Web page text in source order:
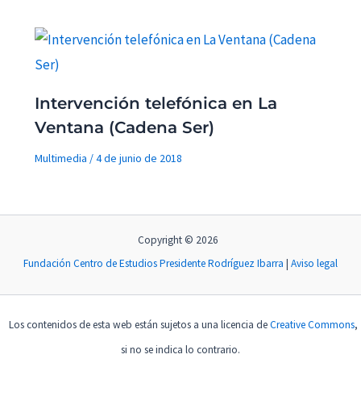
Intervención telefónica en La
Ventana (Cadena Ser)
Multimedia /4 de junio de 2018
Copyright © 2026
Fundación Centro de Estudios Presidente Rodríguez Ibarra | Aviso legal
Los contenidos de esta web están sujetos a una licencia deCreative Commons,
si no se indica lo contrario.